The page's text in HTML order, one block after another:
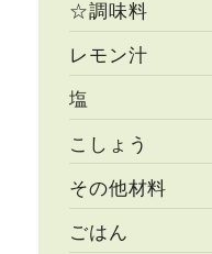
☆調味料
レモン汁
塩
こしょう
その他材料
ごはん